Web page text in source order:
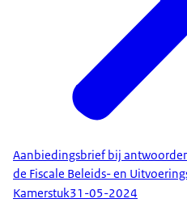
Aanbiedingsbrief bij
de Fiscale Beleids- en
Kamerstuk31-05-2024